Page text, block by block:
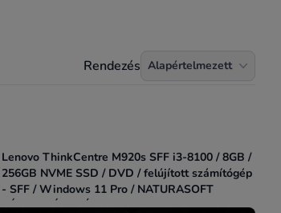
Termékek rendezése
Rendezés Alapértelmezett
Lenovo ThinkCentre M920s SFF i3-8100 / 8GB /
256GB NVME SSD / DVD / felújított számítógép
- SFF / Windows 11 Pro / NATURASOFT
KÉSZLET ÉS SZÁMLA PROFESSIONAL